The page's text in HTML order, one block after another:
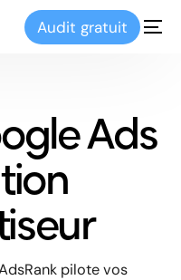
Audit gratuit
Ads
pilote vos